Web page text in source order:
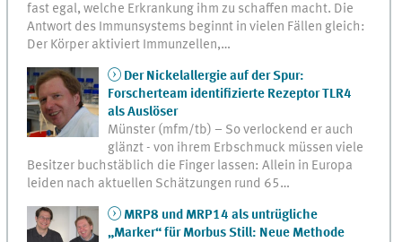
fast egal, welche Erkrankung ihm zu schaffen macht. Die
Antwort des Immunsystems beginnt in vielen Fällen gleich:
Der Körper aktiviert Immunzellen,…
Der Nickelallergie auf der Spur:
Forscherteam identifizierte Rezeptor TLR4
als Auslöser
Münster (mfm/tb) – So verlockend er auch
glänzt - von ihrem Erbschmuck müssen viele
Besitzer buchstäblich die Finger lassen: Allein in Europa
leiden nach aktuellen Schätzungen rund 65…
MRP8 und MRP14 als untrügliche
„Marker“ für Morbus Still: Neue Methode